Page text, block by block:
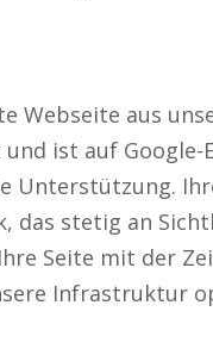
Webseite aus
ist auf Google-
Unterstützung.
das stetig an
Seite mit der
Infrastruktur